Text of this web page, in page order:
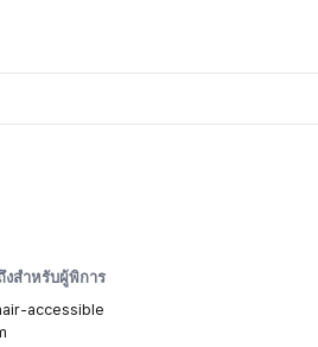
งสำหรับผู้พิการ
accessible